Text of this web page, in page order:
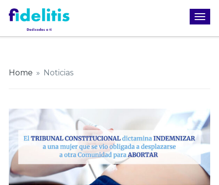
Home » Noticias